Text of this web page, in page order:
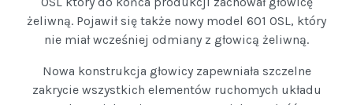
żeliwną. Pojawił się także nowy model 601 OSL, który
nie miał wcześniej odmiany z głowicą żeliwną.
Nowa konstrukcja głowicy zapewniała szczelne
zakrycie wszystkich elementów ruchomych układu